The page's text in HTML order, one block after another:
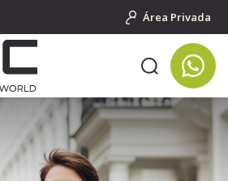
Área Privada
en el extranjero para adultos